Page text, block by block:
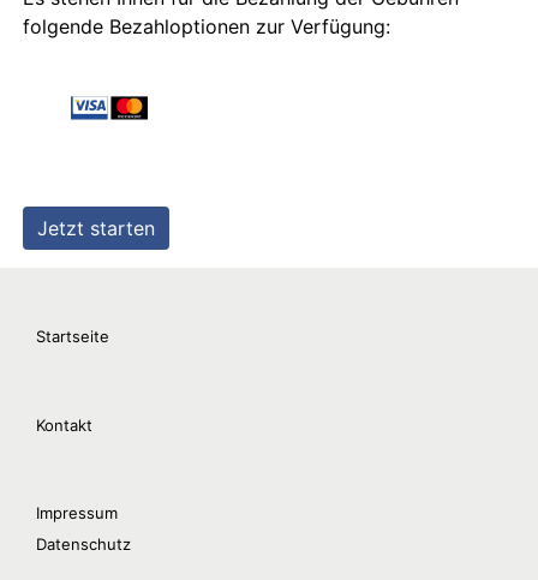
Startseite
Kontakt
Impressum
Datenschutz